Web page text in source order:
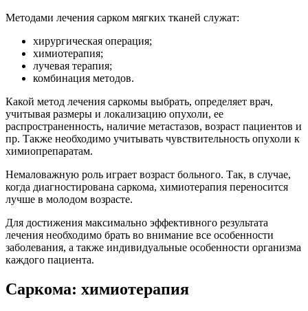
Методами лечения сарком мягких тканей служат:
хирургическая операция;
химиотерапия;
лучевая терапия;
комбинация методов.
Какой метод лечения саркомы выбрать, определяет врач,
учитывая размеры и локализацию опухоли, ее
распространенность, наличие метастазов, возраст пациентов и
пр. Также необходимо учитывать чувствительность опухоли к
химиопрепаратам.
Немаловажную роль играет возраст больного. Так, в случае,
когда диагностирована саркома, химиотерапия переносится
лучше в молодом возрасте.
Для достижения максимально эффективного результата
лечения необходимо брать во внимание все особенности
заболевания, а также индивидуальные особенности организма
каждого пациента.
Саркома: химиотерапия